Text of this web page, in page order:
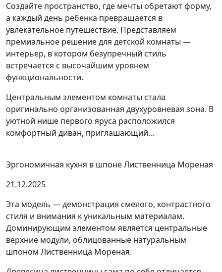
Создайте пространство, где мечты обретают форму,
а каждый день ребенка превращается в
увлекательное путешествие. Представляем
премиальное решение для детской комнаты —
интерьер, в котором безупречный стиль
встречается с высочайшим уровнем
функциональности.
Центральным элементом комнаты стала
оригинально организованная двухуровневая зона. В
уютной нише первого яруса расположился
комфортный диван, приглашающий...
Эргономичная кухня в шпоне Лиственница Мореная
21.12.2025
Эта модель — демонстрация смелого, контрастного
стиля и внимания к уникальным материалам.
Доминирующим элементом является центральные
верхние модули, облицованные натуральным
шпоном Лиственница Мореная.